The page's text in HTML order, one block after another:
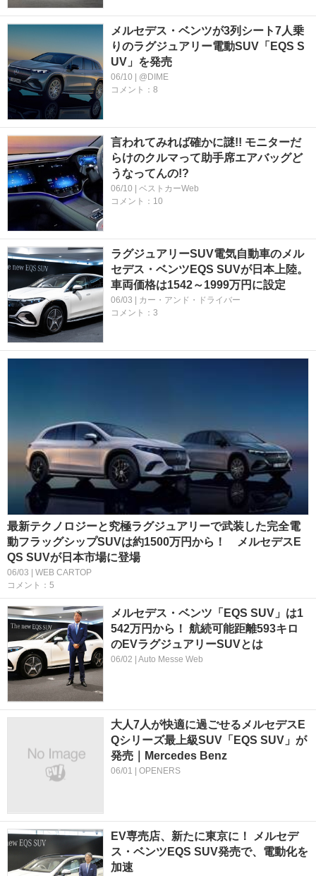
メルセデス・ベンツが3列シート7人乗
りのラグジュアリー電動SUV「EQS S
UV」を発売
06/10 | @DIME
コメント：8
言われてみれば確かに謎!! モニターだ
らけのクルマって助手席エアバッグど
うなってんの!?
06/10 | ベストカーWeb
コメント：10
ラグジュアリーSUV電気自動車のメル
セデス・ベンツEQS SUVが日本上陸。
車両価格は1542～1999万円に設定
06/03 | カー・アンド・ドライバー
コメント：3
最新テクノロジーと究極ラグジュアリーで武装した完全電
動フラッグシップSUVは約1500万円から！ メルセデスE
QS SUVが日本市場に登場
06/03 | WEB CARTOP
コメント：5
メルセデス・ベンツ「EQS SUV」は1
542万円から！ 航続可能距離593キロ
のEVラグジュアリーSUVとは
06/02 | Auto Messe Web
大人7人が快適に過ごせるメルセデスE
Qシリーズ最上級SUV「EQS SUV」が
発売｜Mercedes Benz
06/01 | OPENERS
EV専売店、新たに東京に！ メルセデ
ス・ベンツEQS SUV発売で、電動化を
加速